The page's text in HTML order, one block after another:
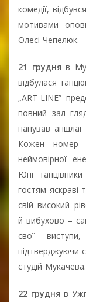
комедії,
мотивами
Олесі Чепелюк.
21 грудняв
відбулася
„ART-LINE”
повний зал
панував аншлаг
Кожен номер
неймовірної
Юні
гостям яскраві
свій високий
й вибухово –
свої
підтверджуючи
студій Мукачева.
22 грудняв